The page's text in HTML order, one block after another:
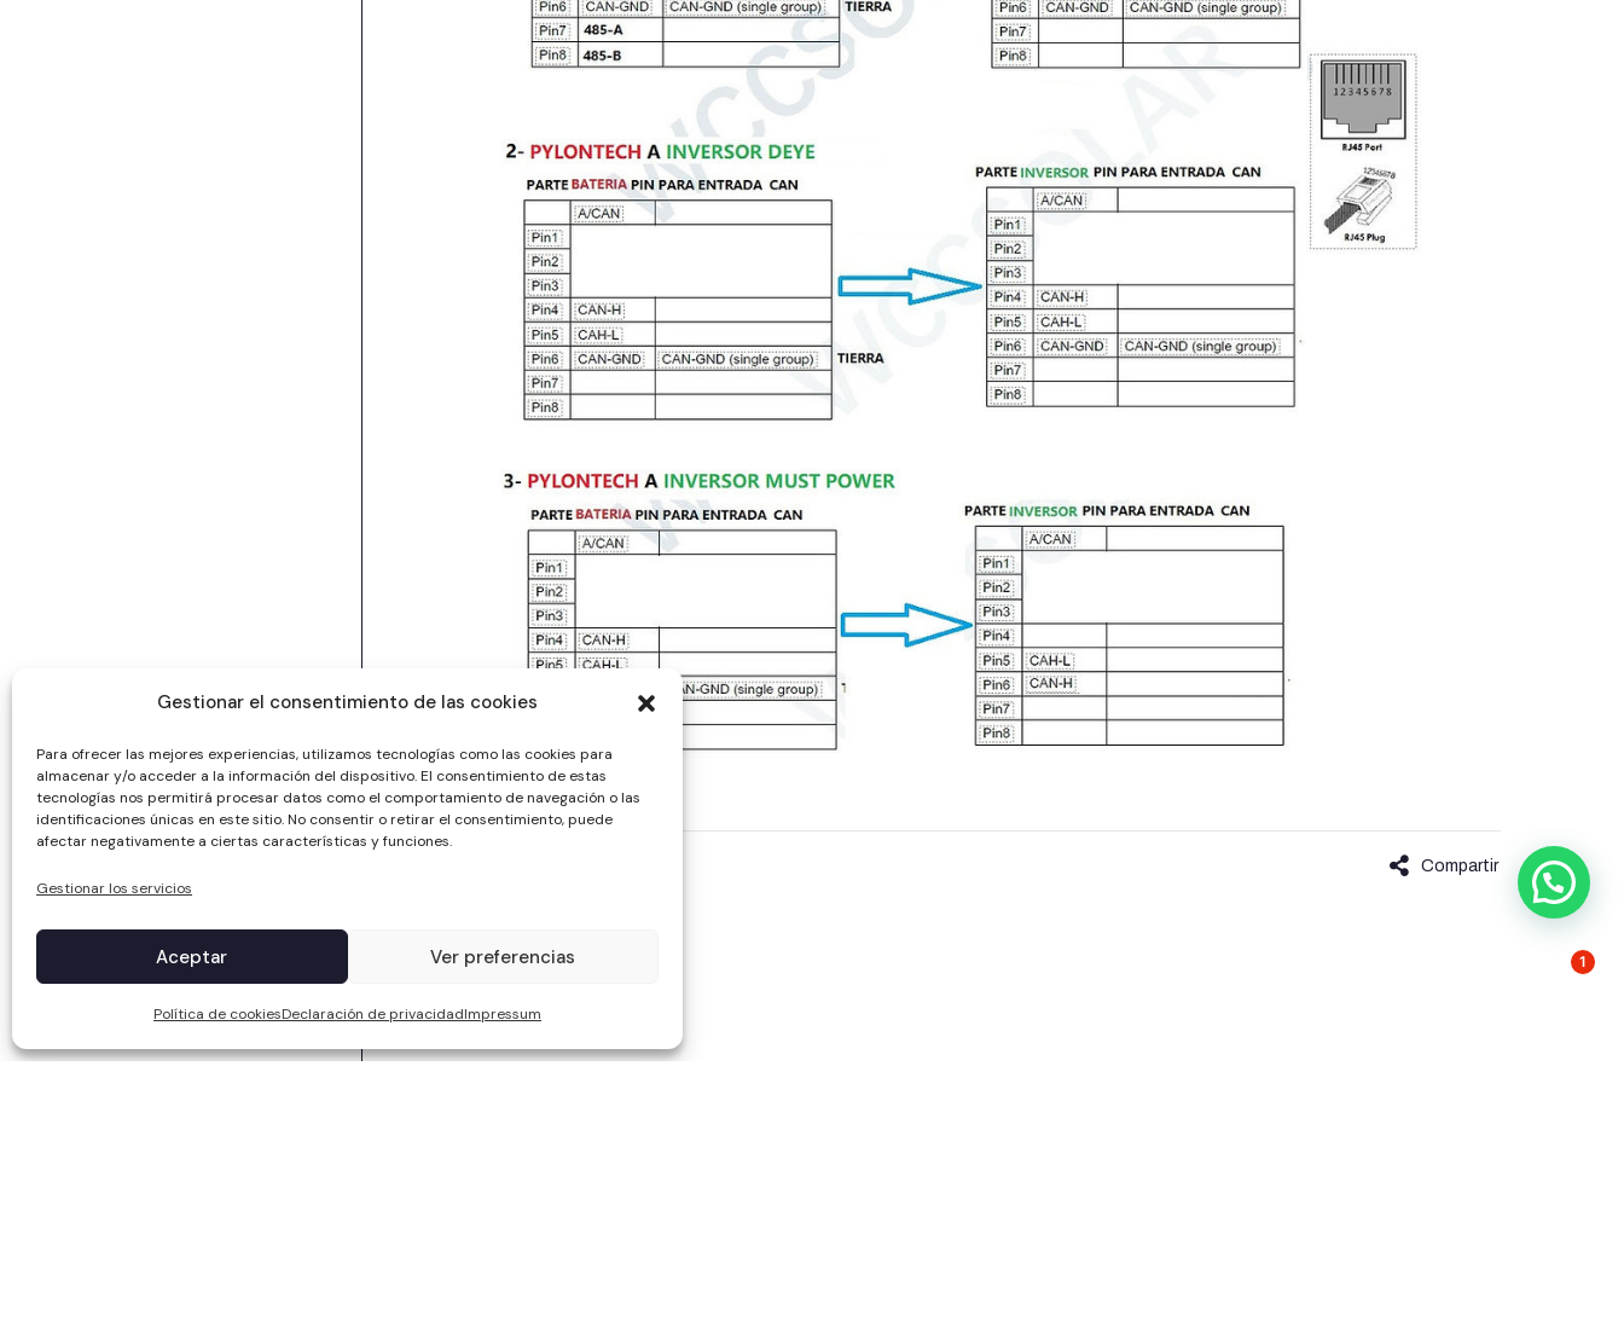
Gestionar el consentimiento de las cookies
Para ofrecer las mejores experiencias, utilizamos tecnologías como las cookies para
almacenar y/o acceder a la información del dispositivo. El consentimiento de estas
tecnologías nos permitirá procesar datos como el comportamiento de navegación o las
identificaciones únicas en este sitio. No consentir o retirar el consentimiento, puede
afectar negativamente a ciertas características y funciones.
Gestionar los servicios
Aceptar Ver preferencias
Política de cookiesDeclaración de privacidadImpressum
Compartir
1